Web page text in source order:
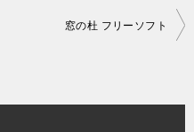
窓の杜 フリーソフト